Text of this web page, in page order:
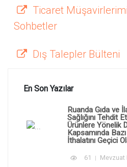
Ticaret
Sohbetler
Dış Talepler Bülteni
En Son Yazılar
Ruanda Gıda ve
Sağlığını Tehdit
Ürünlere Yönelik
Kapsamında
İthalatını Geçici
61 Mevzuat